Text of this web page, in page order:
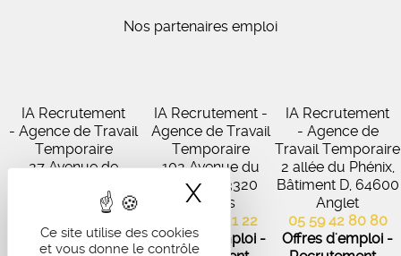
Ce site utilise des cookies
et vous donne le contrôle
X Masquer le
Nos partenaires emploi
IA Recrutement
- Agence de Travail
Temporaire
27 Avenue de
Artigues-près-
05 56 67 48 57
IA Recrutement -
Agence de Travail
Temporaire
102 Avenue du
Médoc, 33320
Eysines
05 56 45 21 22
Offres d'emploi -
IA Recrutement
- Agence de
Travail Temporaire
2 allée du Phénix,
Bâtiment D, 64600
Anglet
05 59 42 80 80
Offres d'emploi -